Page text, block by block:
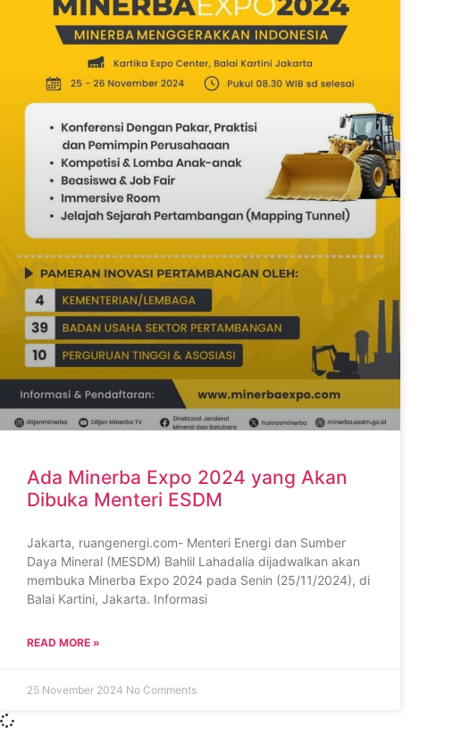
Ada Minerba Expo 2024 yang Akan
Dibuka Menteri ESDM
Jakarta, ruangenergi.com- Menteri Energi dan Sumber
Daya Mineral (MESDM) Bahlil Lahadalia dijadwalkan akan
membuka Minerba Expo 2024 pada Senin (25/11/2024), di
Balai Kartini, Jakarta. Informasi
READ MORE »
25 November 2024 No Comments